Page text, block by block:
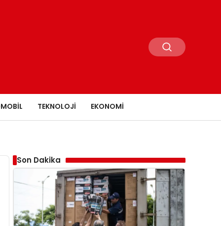
TEKNOLOJI EKONOMI
Son Dakika